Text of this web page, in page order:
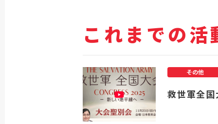
これまでの活
救世軍全
その他